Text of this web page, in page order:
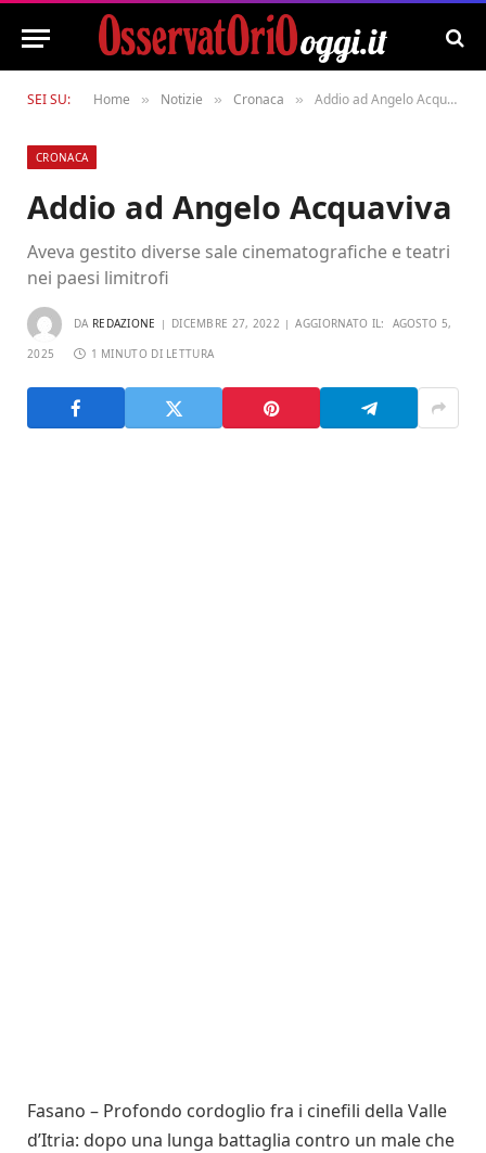
SEI SU: Home » Notizie » Cronaca » Addio ad Angelo Acquaviva
CRONACA
Addio ad Angelo Acquaviva
Aveva gestito diverse sale cinematografiche e teatri
nei paesi limitrofi
DA REDAZIONE DICEMBRE 27, 2022 AGGIORNATO IL: AGOSTO 5,
2025 1 MINUTO DI LETTURA
Fasano – Profondo cordoglio fra i cinefili della Valle
d’Itria: dopo una lunga battaglia contro un male che